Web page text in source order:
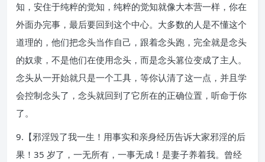
知，安住于纯粹的觉知，纯粹的觉知就像大本营一样，你在
外面办完事，最后要回到这个中心。大多数的人是不懂这个
道理的，他们把念头当作自己，跟着念头跑，完全就是念头
的奴隶，不是他们在使用念头，而是念头篡位变成了主人。
念头从一开始就只是一个工具，等你认清了这一点，并且学
会控制念头了，念头就回到了它所在的正确位置，听命于你
了。
9.【邪淫毁了我一生！用事实和亲身经历告诉大家邪淫的后
果！35 岁了，一无所有，一事无成！是妻子养着我。曾经